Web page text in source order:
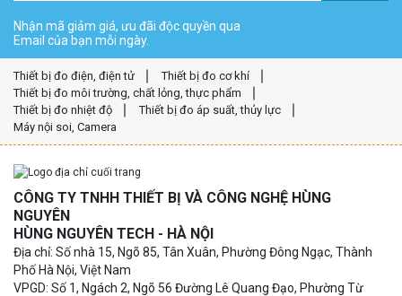
Nhận mã giảm giá, ưu đãi độc quyền qua
Email của bạn mỗi ngày.
Thiết bị đo điện, điện tử
Thiết bị đo cơ khí
Thiết bị đo môi trường, chất lỏng, thực phẩm
Thiết bị đo nhiệt độ
Thiết bị đo áp suất, thủy lực
Máy nội soi, Camera
CÔNG TY TNHH THIẾT BỊ VÀ CÔNG NGHỆ HÙNG
NGUYÊN
HÙNG NGUYÊN TECH - HÀ NỘI
Địa chỉ: Số nhà 15, Ngõ 85, Tân Xuân, Phường Đông Ngạc, Thành
Phố Hà Nội, Việt Nam
VPGD: Số 1, Ngách 2, Ngõ 56 Đường Lê Quang Đạo, Phường Từ